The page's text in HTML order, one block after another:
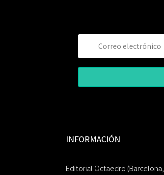
INFORMACIÓN
Editorial Octaedro (Barcelona,